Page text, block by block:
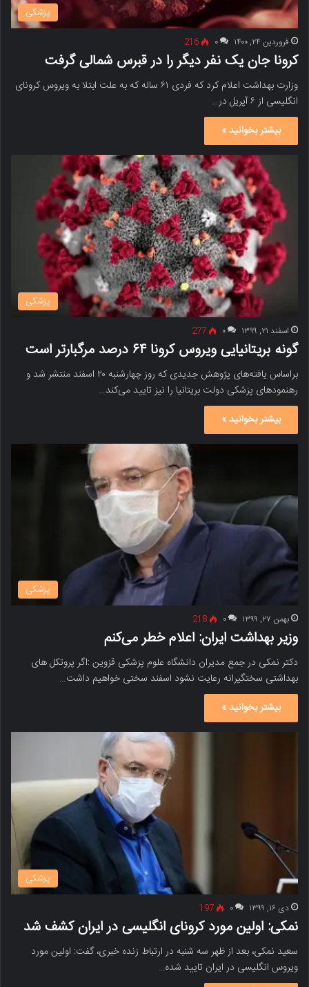
پزشکی
فروردین ۲۴, ۱۴۰۰ ۰ 216
کرونا جان یک نفر دیگر را در قبرس شمالی گرفت
وزارت بهداشت اعلام کرد که فردی ۶۱ ساله که به علت ابتلا به ویروس کرونای
انگلیسی از ۶ آپریل در…
بیشتر بخوانید »
پزشکی
اسفند ۲۱, ۱۳۹۹ ۰ 277
گونه بریتانیایی ویروس کرونا ۶۴ درصد مرگبارتر است
براساس یافته‌های پژوهش جدیدی که روز چهارشنبه ۲۰ اسفند منتشر شد و
رهنمودهای پزشکی دولت بریتانیا را نیز تایید می‌کند…
بیشتر بخوانید »
پزشکی
بهمن ۲۷, ۱۳۹۹ ۰ 218
وزیر بهداشت ایران: اعلام خطر می‌کنم
دکتر نمکی در جمع مدیران دانشگاه علوم پزشکی قزوین :اگر پروتکل های
بهداشتی سختگیرانه رعایت نشود اسفند سختی خواهیم داشت…
بیشتر بخوانید »
پزشکی
دی ۱۶, ۱۳۹۹ ۰ 197
نمکی: اولین مورد کرونای انگلیسی در ایران کشف شد
سعید نمکی، بعد از ظهر سه شنبه در ارتباط زنده خبری، گفت: اولین مورد
ویروس انگلیسی در ایران تایید شده…